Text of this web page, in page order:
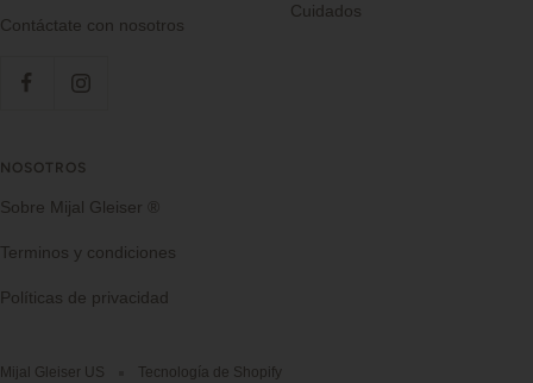
Contáctate con nosotros
Cuidados
NOSOTROS
Sobre Mijal Gleiser ®
Terminos y condiciones
Políticas de privacidad
Mijal Gleiser US Tecnología de Shopify